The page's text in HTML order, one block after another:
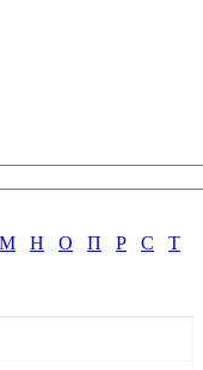
М Н О П Р С
Т